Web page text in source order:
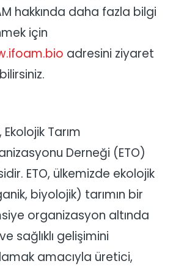
hakkında daha fazla bilgi
için
adresini ziyaret
Ekolojik Tarım
Derneği (ETO)
ETO, ülkemizde ekolojik
biyolojik) tarımın bir
organizasyon altında
ve sağlıklı gelişimini
amacıyla üretici,